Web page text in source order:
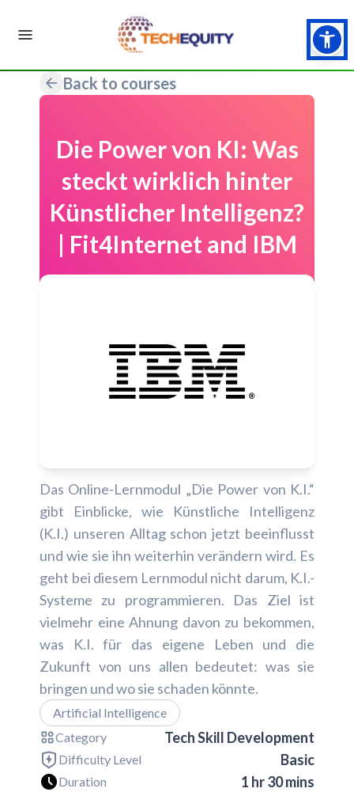
Back to courses
Die Power von KI: Was
steckt wirklich hinter
Künstlicher Intelligenz?
| Fit4Internet and IBM
Das Online-Lernmodul „Die Power von K.I.“
gibt Einblicke, wie Künstliche Intelligenz
(K.I.) unseren Alltag schon jetzt beeinflusst
und wie sie ihn weiterhin verändern wird. Es
geht bei diesem Lernmodul nicht darum, K.I.-
Systeme zu programmieren. Das Ziel ist
vielmehr eine Ahnung davon zu bekommen,
was K.I. für das eigene Leben und die
Zukunft von uns allen bedeutet: was sie
bringen und wo sie schaden könnte.
Artificial Intelligence
Category
Tech Skill Development
Difficulty Level Basic
Duration 1 hr 30 mins